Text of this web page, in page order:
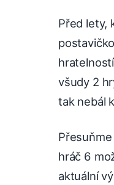
Před lety,
všudy 2
tak nebál
hráč 6
aktuální